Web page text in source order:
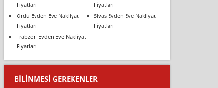
Fiyatları
Fiyatları
Ordu Evden Eve Nakliyat
Fiyatları
Sivas Evden Eve Nakliyat
Fiyatları
Trabzon Evden Eve Nakliyat
Fiyatları
BILINMESI GEREKENLER